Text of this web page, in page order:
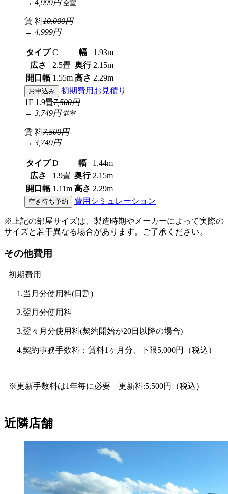
→ 4,999円 空室
賃 料10,000円
→ 4,999円
タイプ C 幅
1.93m
広さ
2.5畳 奥行 2.15m
開口幅 1.55m 高さ 2.29m
お申込み
初期費用お見積り
1F 1.9畳7,500円
→ 3,749円 満室
賃 料7,500円
→ 3,749円
タイプ D 幅
1.44m
広さ
1.9畳 奥行 2.15m
開口幅 1.11m 高さ 2.29m
空き待ち予約 費用シミュレーション
※上記の部屋サイズは、製造時期やメーカーによって実際の
サイズと若干異なる場合があります。ご了承ください。
その他費用
初期費用
1.当月分使用料(日割)
2.翌月分使用料
3.翌々月分使用料(契約開始が20日以降の場合)
4.契約事務手数料：賃料1ヶ月分、下限5,000円（税込）
※更新手数料は1年毎に必要 更新料:5,500円（税込）
近隣店舗